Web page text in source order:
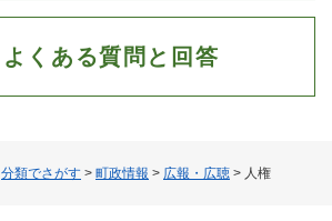
分類でさがす > 町政情報 > 広報・広聴 > 人権
よくある質問と回答